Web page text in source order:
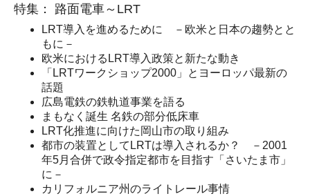
特集： 路面電車～LRT
LRT導入を進めるために －欧米と日本の趨勢とと
もに－
欧米におけるLRT導入政策と新たな動き
「LRTワークショップ2000」とヨーロッパ最新の
話題
広島電鉄の鉄軌道事業を語る
まもなく誕生 名鉄の部分低床車
LRT化推進に向けた岡山市の取り組み
都市の装置としてLRTは導入されるか？ －2001
年5月合併で政令指定都市を目指す「さいたま市」
に－
カリフォルニア州のライトレール事情